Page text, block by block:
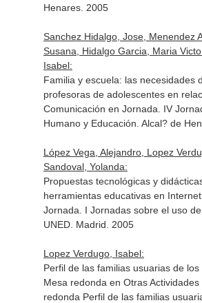
Henares. 2005
Sanchez Hidalgo, Jose, Menendez
Susana, Hidalgo Garcia, Maria
Isabel:
Familia y escuela: las necesidades
profesoras de adolescentes en
Comunicación en Jornada. IV
Humano y Educación. Alcal? de
López Vega, Alejandro, Lopez
Sandoval, Yolanda:
Propuestas tecnológicas y
herramientas educativas en
Jornada. I Jornadas sobre el uso
UNED. Madrid. 2005
Lopez Verdugo, Isabel:
Perfil de las familias usuarias de los
Mesa redonda en Otras
redonda Perfil de las familias